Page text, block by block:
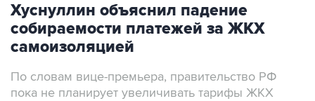
Хуснуллин объяснил падение
собираемости платежей за ЖКХ
самоизоляцией
По словам вице-премьера, правительство РФ
пока не планирует увеличивать тарифы ЖКХ